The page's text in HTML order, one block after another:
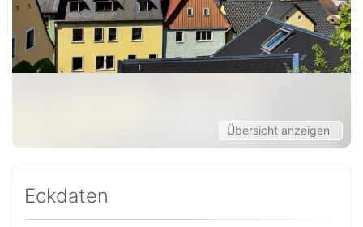
Übersicht anzeigen
Eckdaten